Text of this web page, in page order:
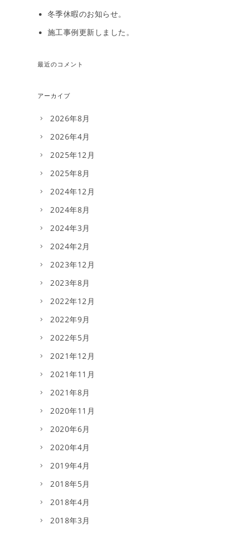
冬季休暇のお知らせ。
施工事例更新しました。
最近のコメント
アーカイブ
2026年8月
2026年4月
2025年12月
2025年8月
2024年12月
2024年8月
2024年3月
2024年2月
2023年12月
2023年8月
2022年12月
2022年9月
2022年5月
2021年12月
2021年11月
2021年8月
2020年11月
2020年6月
2020年4月
2019年4月
2018年5月
2018年4月
2018年3月